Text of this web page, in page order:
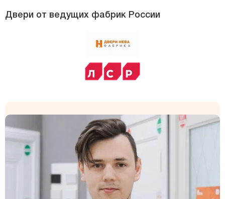
Двери от ведущих фабрик России